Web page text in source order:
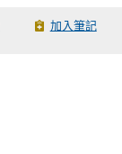
加入筆記